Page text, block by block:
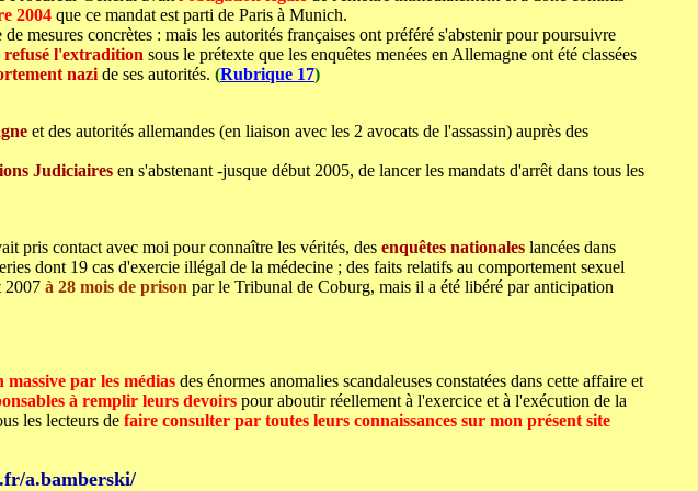
2004 que ce mandat est parti de Paris à Munich.
concrètes : mais les autorités françaises ont préféré s'abstenir pour poursuivre
refusé l'extradition sous le prétexte que les enquêtes menées en Allemagne ont été classées
nazi de ses autorités. (Rubrique 17)
et des autorités allemandes (en liaison avec les 2 avocats de l'assassin) auprès des
Judiciaires en s'abstenant -jusque début 2005, de lancer les mandats d'arrêt dans tous les
pris contact avec moi pour connaître les vérités, des enquêtes nationales lancées dans
dont 19 cas d'exercie illégal de la médecine ; des faits relatifs au comportement sexuel
2007 à 28 mois de prison par le Tribunal de Coburg, mais il a été libéré par anticipation
massive par les médias des énormes anomalies scandaleuses constatées dans cette affaire et
à remplir leurs devoirs pour aboutir réellement à l'exercice et à l'exécution de la
les lecteurs de faire consulter par toutes leurs connaissances sur mon présent site
a.bamberski/